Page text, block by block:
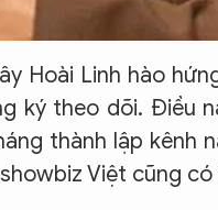
Hoài Linh hào
ký theo dõi. Điều
thành lập kênh
Việt cũng